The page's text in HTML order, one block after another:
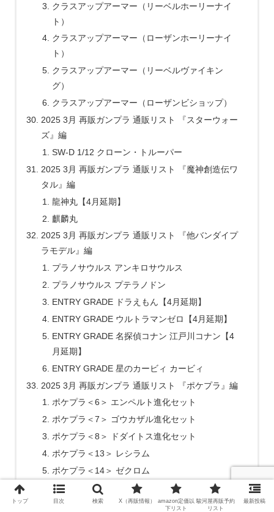
クラスアップアーマー（リーベルホーリーナイ
ト）
クラスアップアーマー（ローザンホーリーナイ
ト）
クラスアップアーマー（リーベルヴァイキン
グ）
クラスアップアーマー（ローザンビショップ）
2025 3月 再販ガンプラ 通販リスト 『スターウォー
ズ』編
SW-D 1/12 クローン・トルーパー
2025 3月 再販ガンプラ 通販リスト 『魔神創造伝ワ
タル』編
龍神丸【4月延期】
麒麟丸
2025 3月 再販ガンプラ 通販リスト 『他バンダイプ
ラモデル』編
プラノサウルス アンキロサウルス
プラノサウルス プテラノドン
ENTRY GRADE ドラえもん【4月延期】
ENTRY GRADE ウルトラマンゼロ【4月延期】
ENTRY GRADE 名探偵コナン 江戸川コナン【4
月延期】
ENTRY GRADE 星のカービィ カービィ
2025 3月 再販ガンプラ 通販リスト 『ポケプラ』編
ポケプラ＜6＞ エンペルト進化セット
ポケプラ＜7＞ ゴウカザル進化セット
ポケプラ＜8＞ ドダイトス進化セット
ポケプラ＜13＞ レシラム
ポケプラ＜14＞ ゼクロム
ポケプラ＜32＞ ミュウツー
ポケプラ 41 ピカチュウ
トップ 目次 検索 X（再販情報）
amazon定価以
下リスト
駿河屋再販予約
リスト
最新投稿